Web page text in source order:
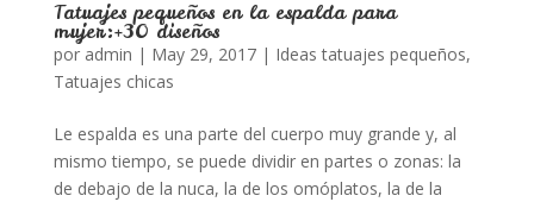
Tatuajes pequeños en la espalda para
mujer:+30 diseños
por admin | May 29, 2017| Ideas tatuajes pequeños,
Tatuajes chicas
Le espalda es una parte del cuerpo muy grande y, al
mismo tiempo, se puede dividir en partes o zonas: la
de debajo de la nuca, la de los omóplatos, la de la